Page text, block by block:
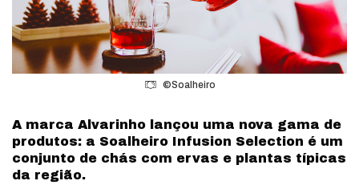
©Soalheiro
A marca Alvarinho lançou uma nova gama de
produtos: a Soalheiro Infusion Selection é um
conjunto de chás com ervas e plantas típicas
da região.